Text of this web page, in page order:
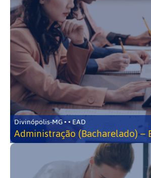
Divinópolis-MG • • EAD
Administração (Bacharelado) –